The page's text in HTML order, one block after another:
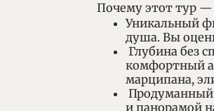
Почему этот тур —
Уникальный
душа. Вы
Глубина без
комфортный
марципана,
Продуманный
и панорамой